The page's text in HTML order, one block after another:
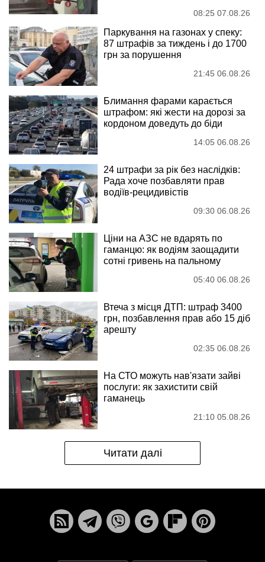
08:25 07.08.26
Паркування на газонах у спеку:
87 штрафів за тиждень і до 1700
грн за порушення
21:45 06.08.26
Блимання фарами карається
штрафом: які жести на дорозі за
кордоном доведуть до біди
14:05 06.08.26
24 штрафи за рік без наслідків:
Рада хоче позбавляти прав
водіїв-рецидивістів
09:30 06.08.26
Ціни на АЗС не вдарять по
гаманцю: як водіям заощадити
сотні гривень на пальному
05:40 06.08.26
Втеча з місця ДТП: штраф 3400
грн, позбавлення прав або 15 діб
арешту
02:35 06.08.26
На СТО можуть нав'язати зайві
послуги: як захистити свій
гаманець
21:10 05.08.26
Читати далі